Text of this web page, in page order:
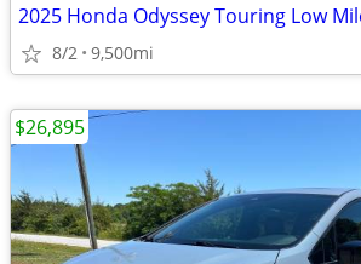
2025 Honda Odyssey Touring Low
8/2 9,500mi
$26,895